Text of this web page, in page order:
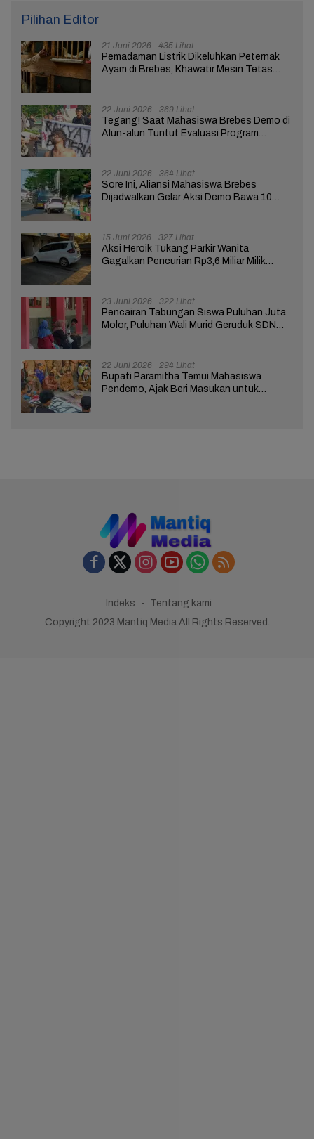
Pilihan Editor
21 Juni 2026 435 Lihat
Pemadaman Listrik Dikeluhkan Peternak
Ayam di Brebes, Khawatir Mesin Tetas
22 Juni 2026 369 Lihat
Tegang! Saat Mahasiswa Brebes Demo di
Alun-alun Tuntut Evaluasi Program
22 Juni 2026 364 Lihat
Sore Ini, Aliansi Mahasiswa Brebes
Dijadwalkan Gelar Aksi Demo Bawa 10
15 Juni 2026 327 Lihat
Aksi Heroik Tukang Parkir Wanita
Gagalkan Pencurian Rp3,6 Miliar Milik
23 Juni 2026 322 Lihat
Pencairan Tabungan Siswa Puluhan Juta
Molor, Puluhan Wali Murid Geruduk SDN
22 Juni 2026 294 Lihat
Bupati Paramitha Temui Mahasiswa
Pendemo, Ajak Beri Masukan untuk
Indeks
Tentang kami
Copyright 2023 Mantiq Media All Rights Reserved.